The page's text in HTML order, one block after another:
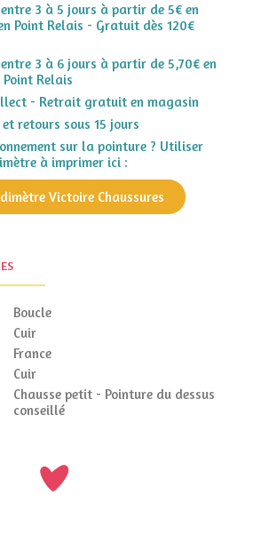
3 à 5 jours à partir de 5€ en
Point Relais - Gratuit dès 120€
3 à 6 jours à partir de 5,70€ en
Point Relais
- Retrait gratuit en magasin
et retours sous 15 jours
sur la pointure ? Utiliser
à imprimer ici :
Victoire Chaussures
Boucle
Cuir
France
Cuir
Chausse petit - Pointure du dessus
conseillé